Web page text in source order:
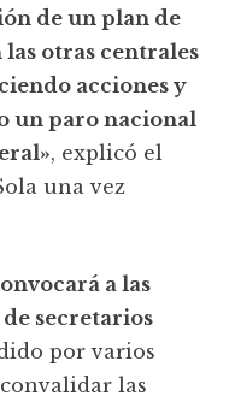
de un plan de
otras centrales
acciones y
un paro nacional
, explicó el
una vez
a las
secretarios
por varios
las